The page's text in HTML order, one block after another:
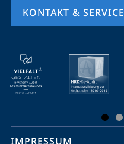
KONTAKT & SERVICE
Mobile-
Service-
Navigation
Social
IMPRESSUM